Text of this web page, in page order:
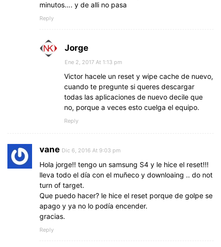
minutos…. y de alli no pasa
Reply
Jorge
Ene 2, 2017 At 1:13 pm
Victor hacele un reset y wipe cache de nuevo,
cuando te pregunte si queres descargar
todas las aplicaciones de nuevo decile que
no, porque a veces esto cuelga el equipo.
Reply
vane Dic 6, 2016 At 9:03 pm
Hola jorge!! tengo un samsung S4 y le hice el reset!!!
lleva todo el día con el muñeco y downloaing .. do not
turn of target.
Que puedo hacer? le hice el reset porque de golpe se
apago y ya no lo podía encender.
gracias.
Reply